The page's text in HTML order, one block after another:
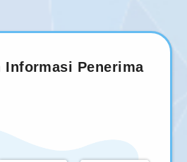
Informasi Penerima